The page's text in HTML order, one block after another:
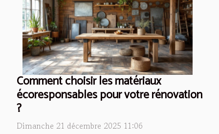
Comment choisir les matériaux
écoresponsables pour votre rénovation
?
Dimanche 21 décembre 2025 11:06